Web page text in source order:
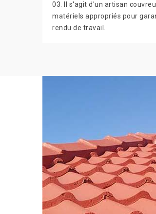
03. Il s'agit d'un artisan
matériels appropriés pour
rendu de travail.